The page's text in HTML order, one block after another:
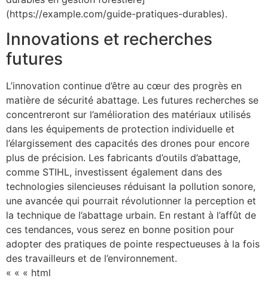
(https://example.com/guide-pratiques-durables).
Innovations et recherches
futures
L’innovation continue d’être au cœur des progrès en
matière de sécurité abattage. Les futures recherches se
concentreront sur l’amélioration des matériaux utilisés
dans les équipements de protection individuelle et
l’élargissement des capacités des drones pour encore
plus de précision. Les fabricants d’outils d’abattage,
comme STIHL, investissent également dans des
technologies silencieuses réduisant la pollution sonore,
une avancée qui pourrait révolutionner la perception et
la technique de l’abattage urbain. En restant à l’affût de
ces tendances, vous serez en bonne position pour
adopter des pratiques de pointe respectueuses à la fois
des travailleurs et de l’environnement.
« « « html